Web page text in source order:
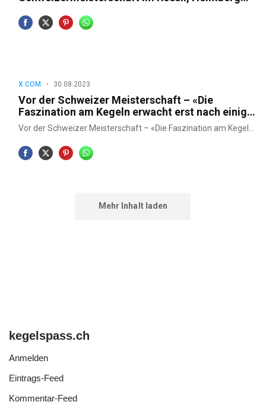
kegelspass.ch
Anmelden
Eintrags-Feed
Kommentar-Feed